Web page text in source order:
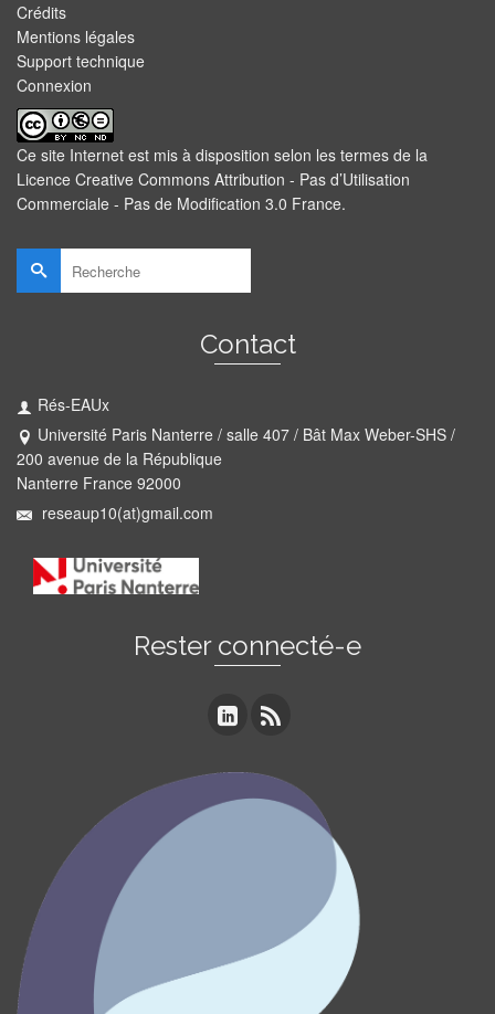
Crédits
Mentions légales
Support technique
Connexion
Ce site Internet est mis à disposition selon les termes de la
Licence Creative Commons Attribution - Pas d’Utilisation
Commerciale - Pas de Modification 3.0 France.
Rechercher :
Contact
Rés-EAUx
Université Paris Nanterre / salle 407 / Bât Max Weber-SHS /
200 avenue de la République
Nanterre France 92000
reseaup10(at)gmail.com
Rester connecté-e